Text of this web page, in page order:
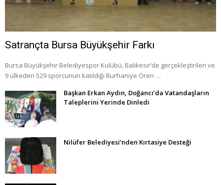
Satrançta Bursa Büyükşehir Farkı
Bursa Büyükşehir Belediyespor Kulübü, Balıkesir’de gerçekleştirilen ve
9 ülkeden 529 sporcunun katıldığı Burhaniye Ören …
Başkan Erkan Aydın, Doğancı’da Vatandaşların
Taleplerini Yerinde Dinledi
Nilüfer Belediyesi’nden Kırtasiye Desteği